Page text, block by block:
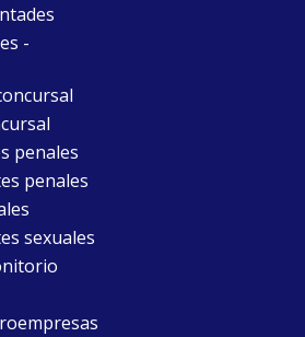
-
penales
penales
sexuales